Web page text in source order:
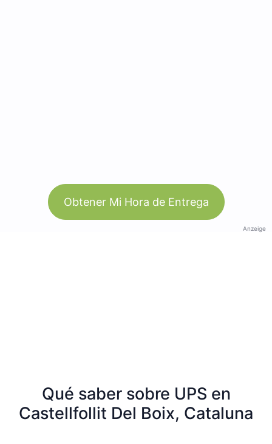
Obtener Mi Hora de Entrega
Anzeige
Qué saber sobre UPS en
Castellfollit Del Boix, Cataluna